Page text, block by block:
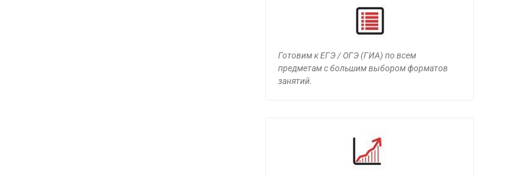
Готовим к ЕГЭ / ОГЭ (ГИА) по всем
предметам с большим выбором форматов
занятий.